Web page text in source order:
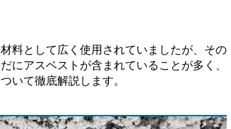
料として広く使用されていましたが、その
アスベストが含まれていることが多く、
いて徹底解説します。